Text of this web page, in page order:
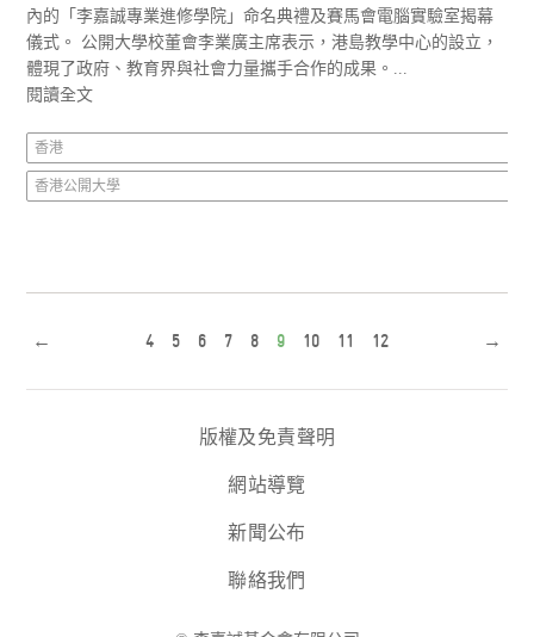
內的「李嘉誠專業進修學院」命名典禮及賽馬會電腦實驗室揭幕
儀式。 公開大學校董會李業廣主席表示，港島教學中心的設立，
體現了政府、教育界與社會力量攜手合作的成果。...
閱讀全文
香港
香港公開大學
← 4 5 6 7 8 9 10 11 12 →
版權及免責聲明
網站導覽
新聞公布
聯絡我們